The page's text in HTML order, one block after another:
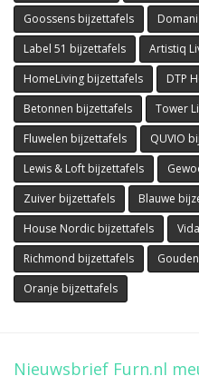
Goossens bijzettafels
Label 51 bijzettafels
Artistiq
HomeLiving bijzettafels
DTP
Betonnen bijzettafels
Tower
Fluwelen bijzettafels
QUVIO
Lewis & Loft bijzettafels
Zuiver bijzettafels
Blauwe
House Nordic bijzettafels
Richmond bijzettafels
Oranje bijzettafels
Nieuwsbrief Furn.nl